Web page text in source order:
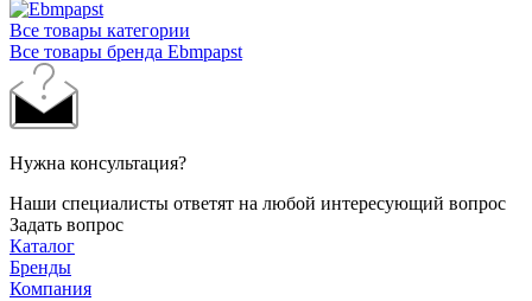
Все товары категории
Все товары бренда Ebmpapst
Нужна консультация?
Наши специалисты ответят на любой интересующий вопрос
Задать вопрос
Каталог
Бренды
Компания